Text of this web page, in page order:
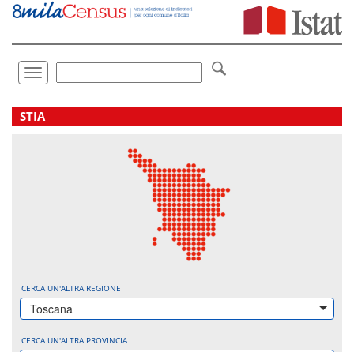
Vai
direttamente
Toggle
navigation
.
STIA
CERCA UN'ALTRA REGIONE
Toscana
CERCA UN'ALTRA PROVINCIA